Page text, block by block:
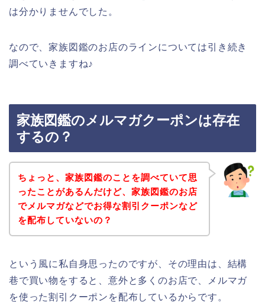
は分かりませんでした。
なので、家族図鑑のお店のラインについては引き続き
調べていきますね♪
家族図鑑のメルマガクーポンは存在
するの？
ちょっと、家族図鑑のことを調べていて思
ったことがあるんだけど、家族図鑑のお店
でメルマガなどでお得な割引クーポンなど
を配布していないの？
という風に私自身思ったのですが、その理由は、結構
巷で買い物をすると、意外と多くのお店で、メルマガ
を使った割引クーポンを配布しているからです。